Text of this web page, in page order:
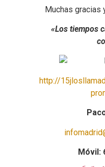
Muchas gracias
«Los tiempos
http://
Móvil: